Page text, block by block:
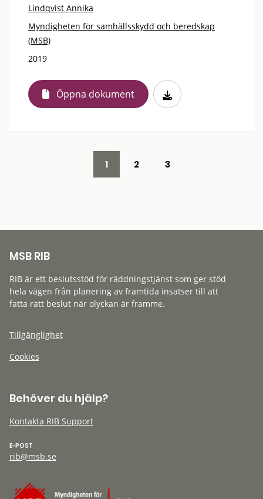
Lindqvist Annika
Myndigheten för samhällsskydd och beredskap
(MSB)
2019
Öppna dokument
1 2 3
MSB RIB
RIB är ett beslutsstöd för räddningstjänst som ger stöd
hela vägen från planering av framtida insatser till att
fatta rätt beslut när olyckan är framme.
Tillgänglighet
Cookies
Behöver du hjälp?
Kontakta RIB Support
E-POST
rib@msb.se